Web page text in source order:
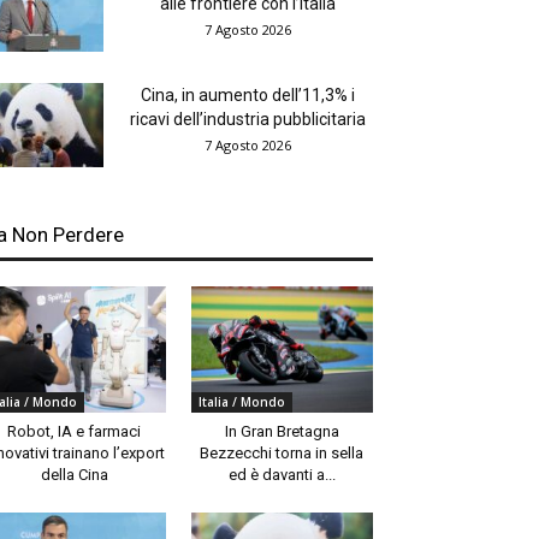
alle frontiere con l’Italia
7 Agosto 2026
Cina, in aumento dell’11,3% i
ricavi dell’industria pubblicitaria
7 Agosto 2026
Non Perdere
/ Mondo
Robot, IA e farmaci
trainano l’export
della Cina
Italia / Mondo
In Gran Bretagna
Bezzecchi torna in sella
ed è davanti a...